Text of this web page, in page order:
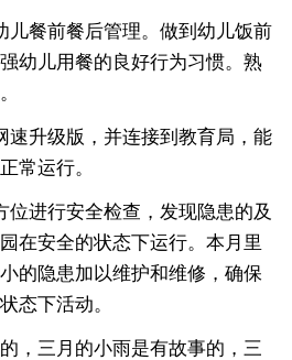
儿餐前餐后管理。做到幼儿饭前
幼儿用餐的良好行为习惯。熟
速升级版，并连接到教育局，能
常运行。
位进行安全检查，发现隐患的及
在安全的状态下运行。本月里
的隐患加以维护和维修，确保
态下活动。
，三月的小雨是有故事的，三